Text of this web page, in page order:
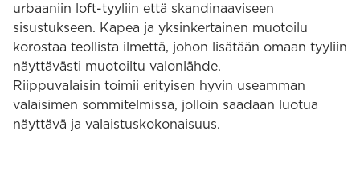
urbaaniin loft-tyyliin että skandinaaviseen
sisustukseen. Kapea ja yksinkertainen muotoilu
korostaa teollista ilmettä, johon lisätään omaan tyyliin
näyttävästi muotoiltu valonlähde.
Riippuvalaisin toimii erityisen hyvin useamman
valaisimen sommitelmissa, jolloin saadaan luotua
näyttävä ja valaistuskokonaisuus.